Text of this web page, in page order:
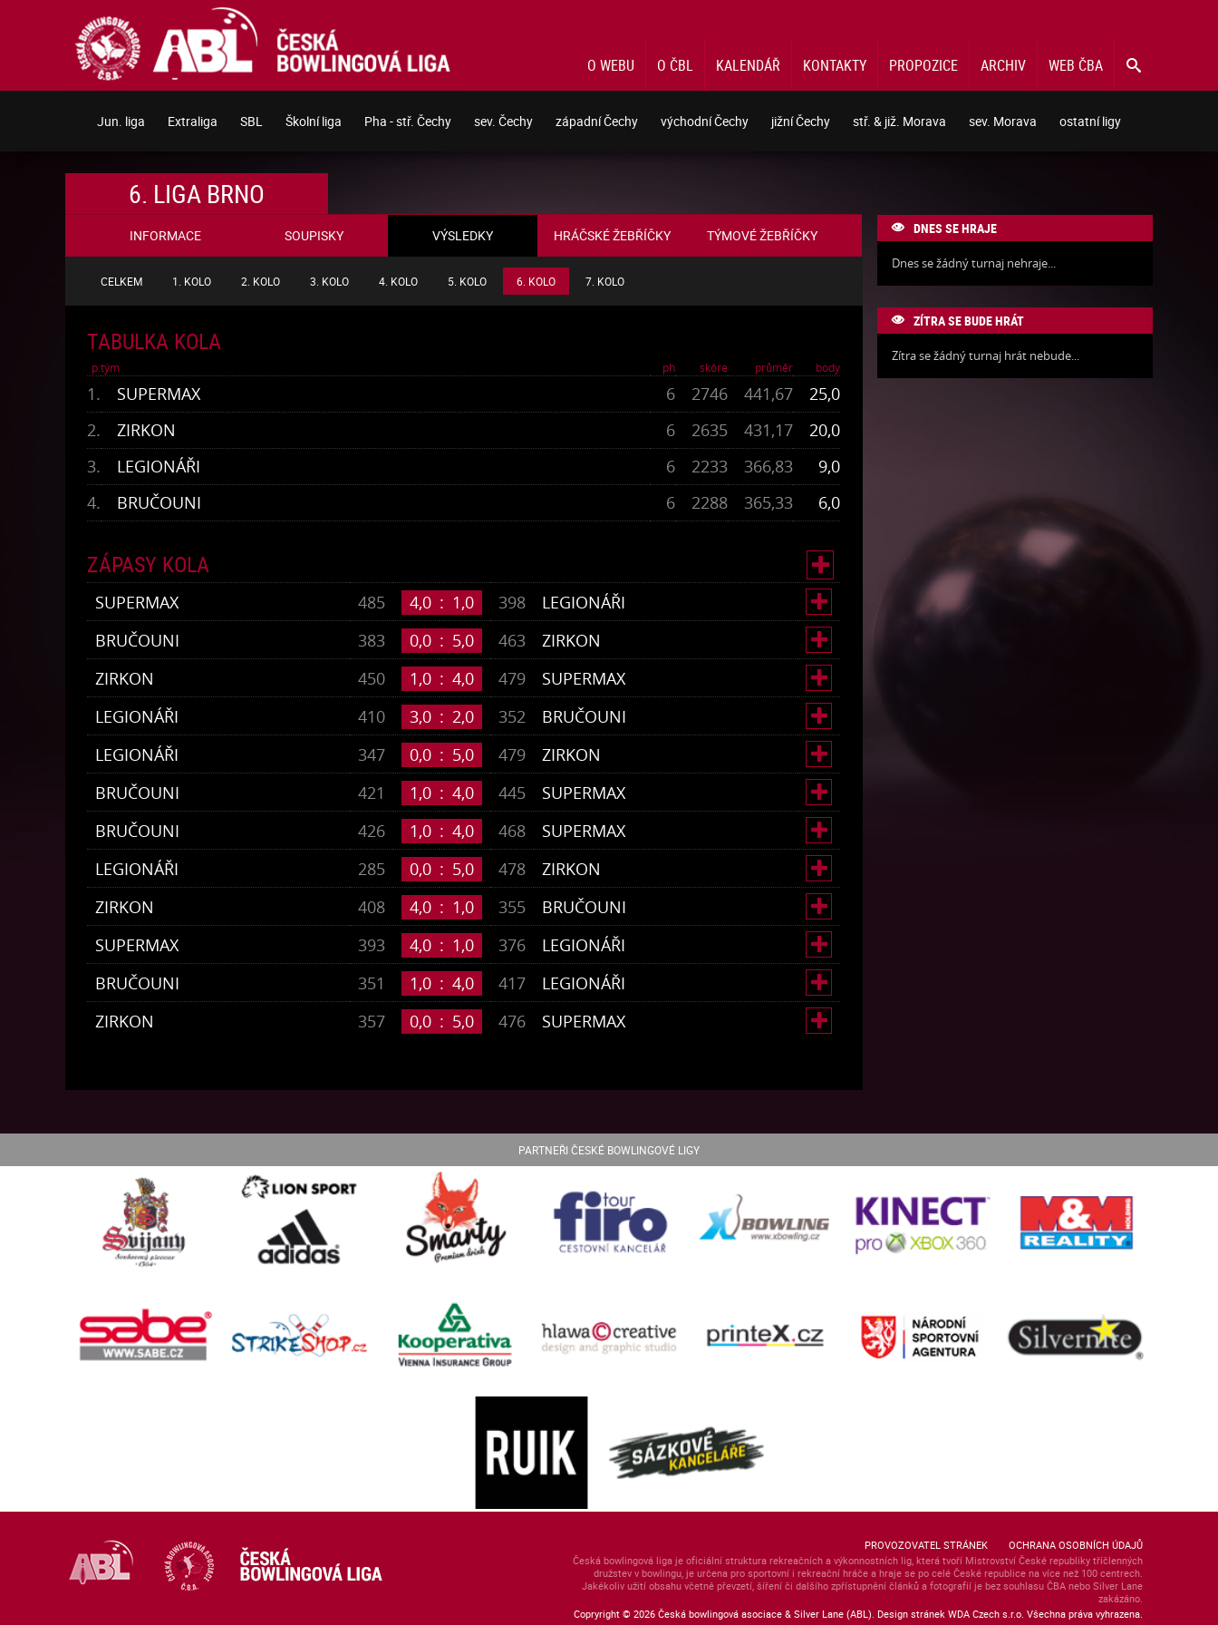

O WEBU O ČBL KALENDÁŘ KONTAKTY PROPOZICE ARCHIV WEB ČBA
Jun. liga Extraliga SBL Školní liga Pha - stř. Čechy sev. Čechy západní Čechy východní Čechy jižní Čechy stř. & již. Morava sev. Morava ostatní ligy
6. LIGA BRNO
INFORMACE SOUPISKY VÝSLEDKY HRÁČSKÉ ŽEBŘÍČKY TÝMOVÉ ŽEBŘÍČKY
CELKEM 1. KOLO 2. KOLO 3. KOLO 4. KOLO 5. KOLO 6. KOLO 7. KOLO
TABULKA KOLA
p.tým ph skóre průměr body
1. SUPERMAX 6 2746 441,67
25,0
2.
ZIRKON 6 2635 431,17
20,0
3.
LEGIONÁŘI 6 2233 366,83
9,0
4.
BRUČOUNI 6 2288 365,33 6,0
ZÁPASY KOLA 
SUPERMAX 485 4,0 : 1,0 398 LEGIONÁŘI 
BRUČOUNI 383 0,0 : 5,0 463 ZIRKON 
ZIRKON 450 1,0 : 4,0 479 SUPERMAX 
LEGIONÁŘI 410 3,0 : 2,0 352 BRUČOUNI 
LEGIONÁŘI 347 0,0 : 5,0 479 ZIRKON 
BRUČOUNI 421 1,0 : 4,0 445 SUPERMAX 
BRUČOUNI 426 1,0 : 4,0 468 SUPERMAX 
LEGIONÁŘI 285 0,0 : 5,0 478 ZIRKON 
ZIRKON 408 4,0 : 1,0 355 BRUČOUNI 
SUPERMAX 393 4,0 : 1,0 376 LEGIONÁŘI 
BRUČOUNI 351 1,0 : 4,0 417 LEGIONÁŘI 
ZIRKON 357 0,0 : 5,0 476 SUPERMAX 
 DNES SE HRAJE
Dnes se žádný turnaj nehraje...
 ZÍTRA SE BUDE HRÁT
Zítra se žádný turnaj hrát nebude...
PARTNEŘI ČESKÉ BOWLINGOVÉ LIGY
PROVOZOVATEL STRÁNEK
OCHRANA OSOBNÍCH ÚDAJŮ
Česká bowlingová liga je oficiální struktura rekreačních a výkonnostních lig, která tvoří Mistrovství České republiky tříčlenných
družstev v bowlingu, je určena pro sportovní i rekreační hráče a hraje se po celé České republice na více než 100 centrech.
Jakékoliv užití obsahu včetně převzetí, šíření či dalšího zpřístupnění článků a fotografií je bez souhlasu ČBA nebo Silver Lane
zakázáno.
Copryright © 2026 Česká bowlingová asociace & Silver Lane (ABL). Design stránek WDA Czech s.r.o. Všechna práva vyhrazena.